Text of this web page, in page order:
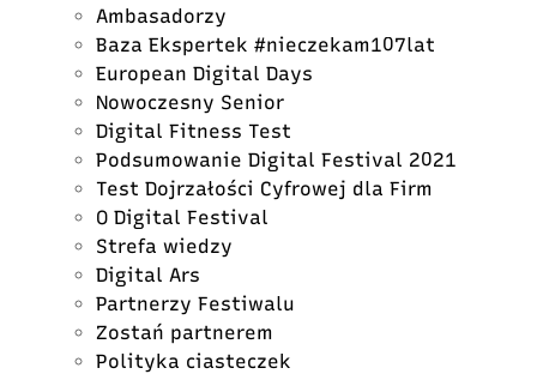
Ambasadorzy
Baza Ekspertek #nieczekam107lat
European Digital Days
Nowoczesny Senior
Digital Fitness Test
Podsumowanie Digital Festival 2021
Test Dojrzałości Cyfrowej dla Firm
O Digital Festival
Strefa wiedzy
Digital Ars
Partnerzy Festiwalu
Zostań partnerem
Polityka ciasteczek